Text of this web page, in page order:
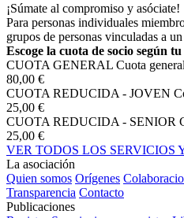
¡Súmate al compromiso y asóciate!
Para personas individuales
grupos de personas vinculadas a
Escoge la cuota de socio según tu
CUOTA GENERAL Cuota
80,00 €
CUOTA REDUCIDA - JOVEN
25,00 €
CUOTA REDUCIDA - SENIOR
25,00 €
VER TODOS LOS SERVICIOS
La asociación
Quien somos Orígenes
Transparencia Contacto
Publicaciones